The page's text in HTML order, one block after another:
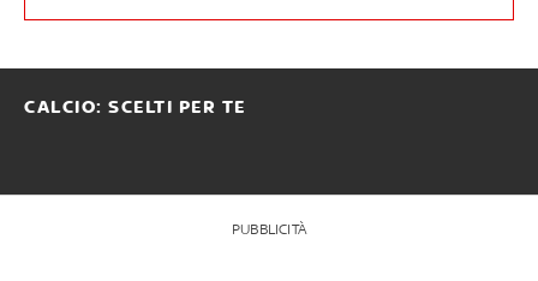
CALCIO: SCELTI PER TE
PUBBLICITÀ